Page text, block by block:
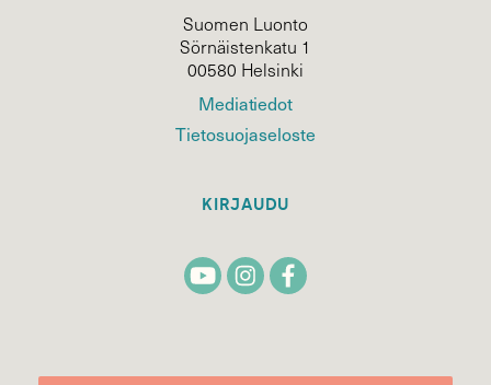
Suomen Luonto
Sörnäistenkatu 1
00580 Helsinki
Mediatiedot
Tietosuojaseloste
KIRJAUDU